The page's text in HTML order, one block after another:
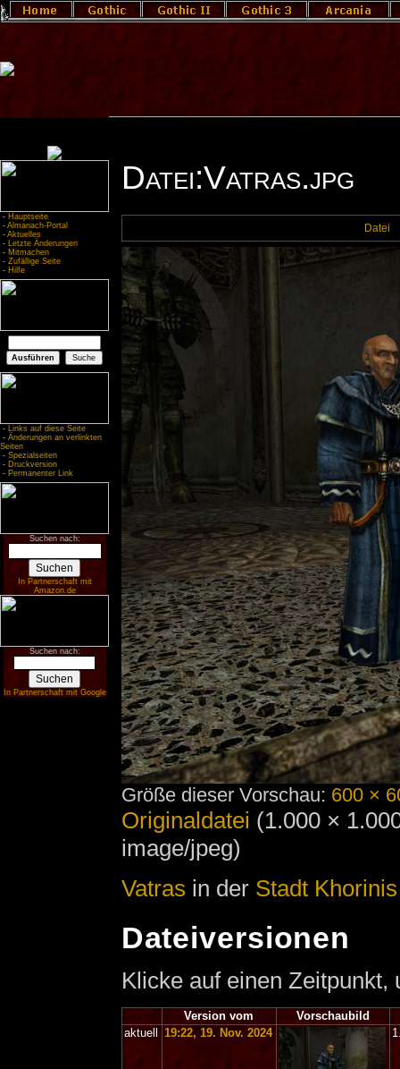
- Hauptseite
- Almanach-Portal
- Aktuelles
- Letzte Änderungen
- Mitmachen
- Zufällige Seite
- Hilfe
- Links auf diese Seite
- Änderungen an verlinkten
Seiten
- Spezialseiten
- Druckversion
- Permanenter Link
Suchen nach:
In Partnerschaft mit
Amazon.de
Suchen nach:
In Partnerschaft mit Google
Datei:Vatras.jpg
Datei
Größe dieser Vorschau: 600 ×
Originaldatei (1.000 ×
image/jpeg)
Vatras in der Stadt Khorinis
Dateiversionen
Klicke auf einen
Version vom
Vorschaubild
aktuell
19:22, 19. Nov. 2024